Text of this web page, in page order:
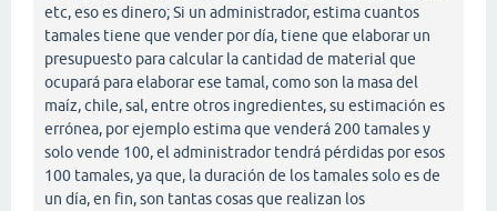
etc, eso es dinero; Si un administrador, estima cuantos
tamales tiene que vender por día, tiene que elaborar un
presupuesto para calcular la cantidad de material que
ocupará para elaborar ese tamal, como son la masa del
maíz, chile, sal, entre otros ingredientes, su estimación es
errónea, por ejemplo estima que venderá 200 tamales y
solo vende 100, el administrador tendrá pérdidas por esos
100 tamales, ya que, la duración de los tamales solo es de
un día, en fin, son tantas cosas que realizan los